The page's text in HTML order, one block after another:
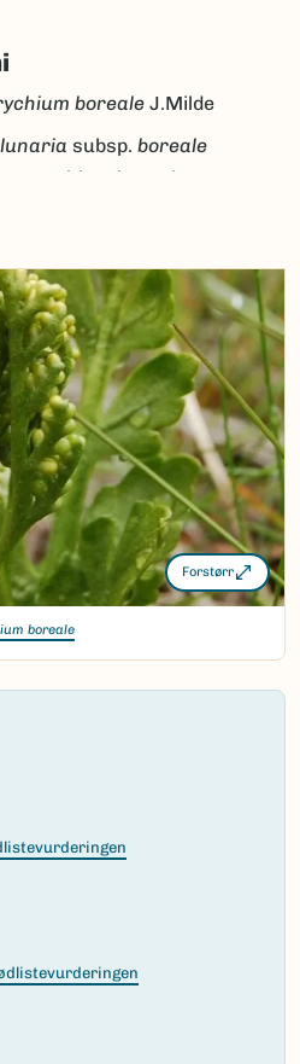
boreale J.Milde
subsp. boreale
Botrychium boreale
suoidnečoavdda
(Ekstern lenke)
Forstørr
boreale